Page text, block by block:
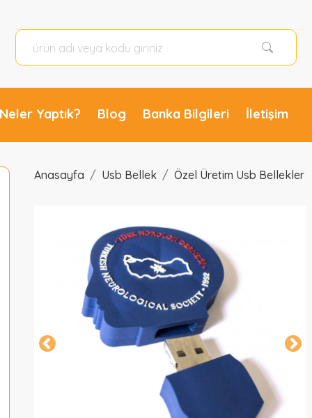
Neler Yaptık? Blog Banka Bilgileri İletişim
Anasayfa Usb Bellek Özel Üretim Usb Bellekler